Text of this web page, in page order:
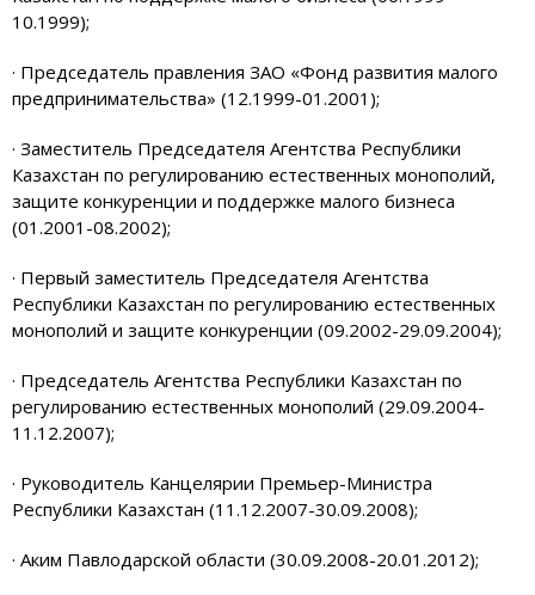
10.1999);
· Председатель правления ЗАО «Фонд развития малого
предпринимательства» (12.1999-01.2001);
· Заместитель Председателя Агентства Республики
Казахстан по регулированию естественных монополий,
защите конкуренции и поддержке малого бизнеса
(01.2001-08.2002);
· Первый заместитель Председателя Агентства
Республики Казахстан по регулированию естественных
монополий и защите конкуренции (09.2002-29.09.2004);
· Председатель Агентства Республики Казахстан по
регулированию естественных монополий (29.09.2004-
11.12.2007);
· Руководитель Канцелярии Премьер-Министра
Республики Казахстан (11.12.2007-30.09.2008);
· Аким Павлодарской области (30.09.2008-20.01.2012);